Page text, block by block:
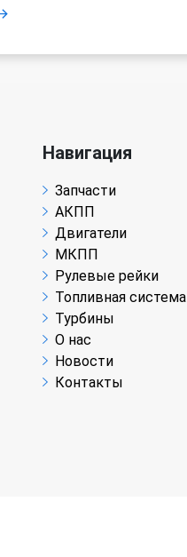
Навигация
Запчасти
АКПП
Двигатели
МКПП
Рулевые рейки
Топливная система
Турбины
О нас
Новости
Контакты